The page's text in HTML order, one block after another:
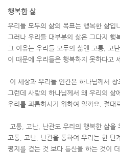
행복한 삶
우리들 모두의 삶의 목표는 행복한 삶입
그러나 우리들 대부분의 삶은 그다지 행
그 이유는 우리들 모두의 삶엔 고통, 고
이 때문에 우리들은 행복하지 못하다고
이 세상과 우리들 인간은 하나님께서 창
그런데 사랑의 하나님께서 왜 우리의 삶
우리를 괴롭히시기 위하여 일까요. 절대
고통, 고난, 난관도 우리의 행복한 삶을
고통, 고난, 난관을 통하여 우리는 한 단
평지를 걷는 것 보다 등산을 하는 것이